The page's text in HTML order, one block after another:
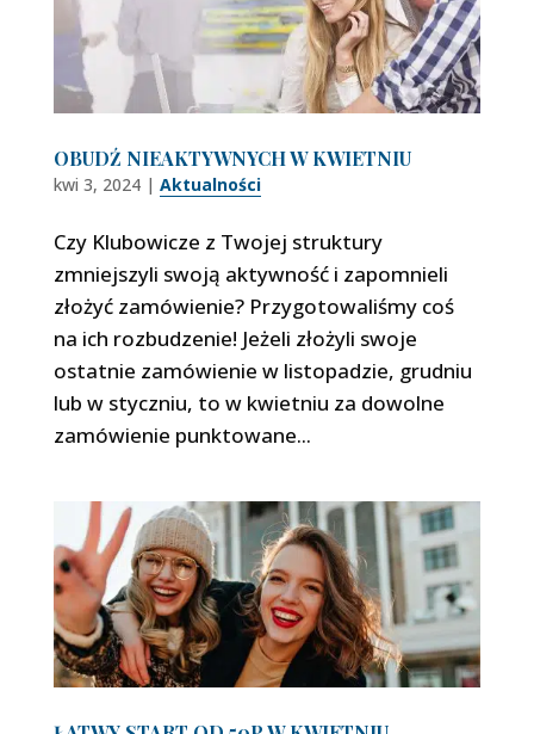
OBUDŹ NIEAKTYWNYCH W KWIETNIU
kwi 3, 2024| Aktualności
Czy Klubowicze z Twojej struktury
zmniejszyli swoją aktywność i zapomnieli
złożyć zamówienie? Przygotowaliśmy coś
na ich rozbudzenie! Jeżeli złożyli swoje
ostatnie zamówienie w listopadzie, grudniu
lub w styczniu, to w kwietniu za dowolne
zamówienie punktowane...